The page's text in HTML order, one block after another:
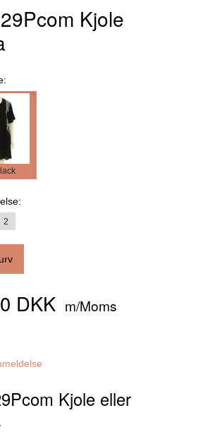
Kjole
2
DKK m/Moms
Kjole eller